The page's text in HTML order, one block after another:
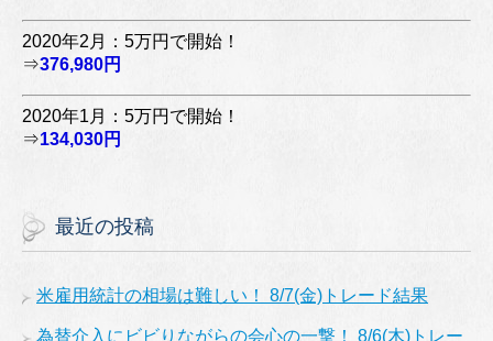
2020年2月：5万円で開始！
⇒376,980円
2020年1月：5万円で開始！
⇒134,030円
最近の投稿
米雇用統計の相場は難しい！ 8/7(金)トレード結果
為替介入にビビりながらの会心の一撃！ 8/6(木)トレー